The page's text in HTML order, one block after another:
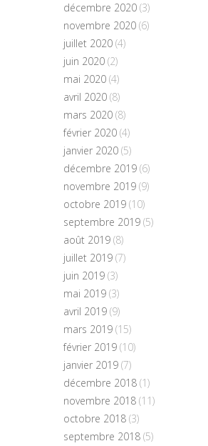
décembre 2020 (3)
novembre 2020 (6)
juillet 2020 (4)
juin 2020 (2)
mai 2020 (4)
avril 2020 (8)
mars 2020 (8)
février 2020 (4)
janvier 2020 (5)
décembre 2019 (6)
novembre 2019 (9)
octobre 2019 (10)
septembre 2019 (5)
août 2019 (8)
juillet 2019 (7)
juin 2019 (3)
mai 2019 (3)
avril 2019 (9)
mars 2019 (15)
février 2019 (10)
janvier 2019 (7)
décembre 2018 (1)
novembre 2018 (11)
octobre 2018 (3)
septembre 2018 (5)